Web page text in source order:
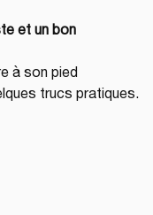
et un bon
à son pied
trucs pratiques.